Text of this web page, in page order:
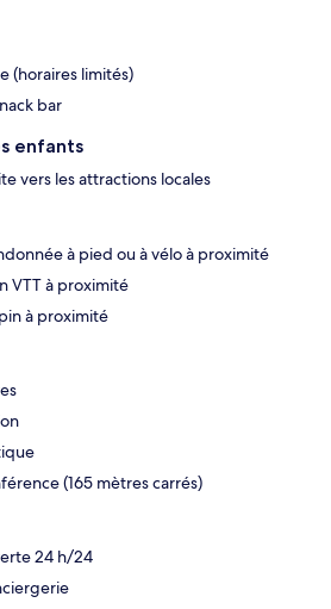
(horaires limités)
bar
enfants
vers les attractions locales
à pied ou à vélo à proximité
VTT à proximité
à proximité
(165 mètres carrés)
24 h/24